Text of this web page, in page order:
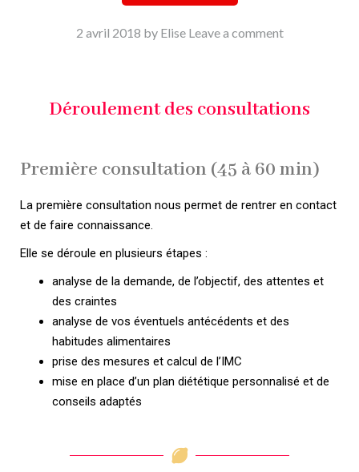
2 avril 2018 by Elise Leave a comment
Déroulement des consultations
Première consultation (45 à 60 min)
La première consultation nous permet de rentrer en contact
et de faire connaissance.
Elle se déroule en plusieurs étapes :
analyse de la demande, de l’objectif, des attentes et
des craintes
analyse de vos éventuels antécédents et des
habitudes alimentaires
prise des mesures et calcul de l’IMC
mise en place d’un plan diététique personnalisé et de
conseils adaptés